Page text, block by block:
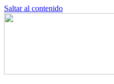
Saltar al contenido